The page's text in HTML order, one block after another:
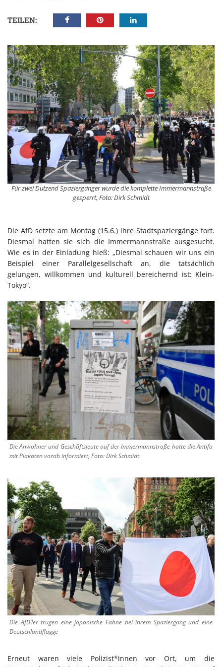
TEILEN:
Für zwei Dutzend Spaziergänger wurde die komplette Immermannstraße
gesperrt, Foto: Dirk Schmidt
Die AfD setzte am Montag (15.6.) ihre Stadtspaziergänge fort.
Diesmal hatten sie sich die Immermannstraße ausgesucht.
Wie es in der Einladung hieß: „Diesmal schauen wir uns ein
Beispiel einer Parallelgesellschaft an, die tatsächlich
gelungen, willkommen und kulturell bereichernd ist: Klein-
Tokyo“.
Die Anwohner und Geschäftsleute auf der Immermannstraße hatte die Antifa
mit Plakaten vorab informiert, Foto: Dirk Schmidt
Die AfD’ler trugen eine japanische Fahne bei ihrem Spaziergang und eine
Deutschlandflagge
Erneut waren viele Polizist*innen vor Ort, um die